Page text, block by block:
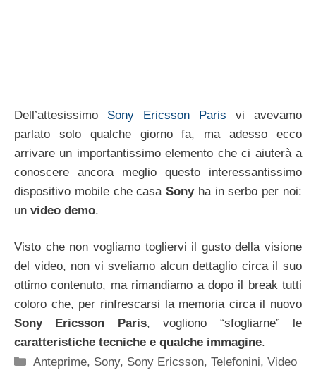
Dell’attesissimo Sony Ericsson Paris vi avevamo
parlato solo qualche giorno fa, ma adesso ecco
arrivare un importantissimo elemento che ci aiuterà a
conoscere ancora meglio questo interessantissimo
dispositivo mobile che casaSonyha in serbo per noi:
un video demo.
Visto che non vogliamo togliervi il gusto della visione
del video, non vi sveliamo alcun dettaglio circa il suo
ottimo contenuto, ma rimandiamo a dopo il break tutti
coloro che, per rinfrescarsi la memoria circa il nuovo
Sony Ericsson Paris, vogliono “sfogliarne” le
caratteristiche tecniche e qualche immagine.
Categorie
Anteprime, Sony, Sony Ericsson,Telefonini,Video